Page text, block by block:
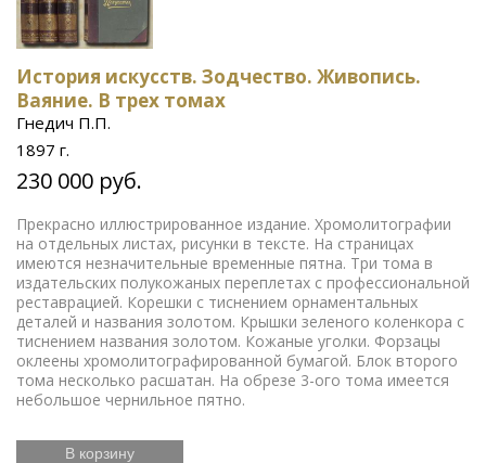
История искусств. Зодчество. Живопись.
Ваяние. В трех томах
Гнедич П.П.
1897 г.
230 000 руб.
Прекрасно иллюстрированное издание. Хромолитографии
на отдельных листах, рисунки в тексте. На страницах
имеются незначительные временные пятна. Три тома в
издательских полукожаных переплетах с профессиональной
реставрацией. Корешки с тиснением орнаментальных
деталей и названия золотом. Крышки зеленого коленкора с
тиснением названия золотом. Кожаные уголки. Форзацы
оклеены хромолитографированной бумагой. Блок второго
тома несколько расшатан. На обрезе 3-ого тома имеется
небольшое чернильное пятно.
В корзину